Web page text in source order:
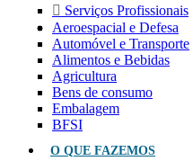
Serviços Profissionais
Aeroespacial e Defesa
Automóvel e Transporte
Alimentos e Bebidas
Agricultura
Bens de consumo
Embalagem
BFSI
O QUE FAZEMOS